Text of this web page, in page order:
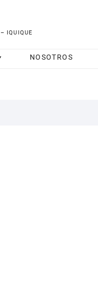
IQUIQUE
NOSOTROS